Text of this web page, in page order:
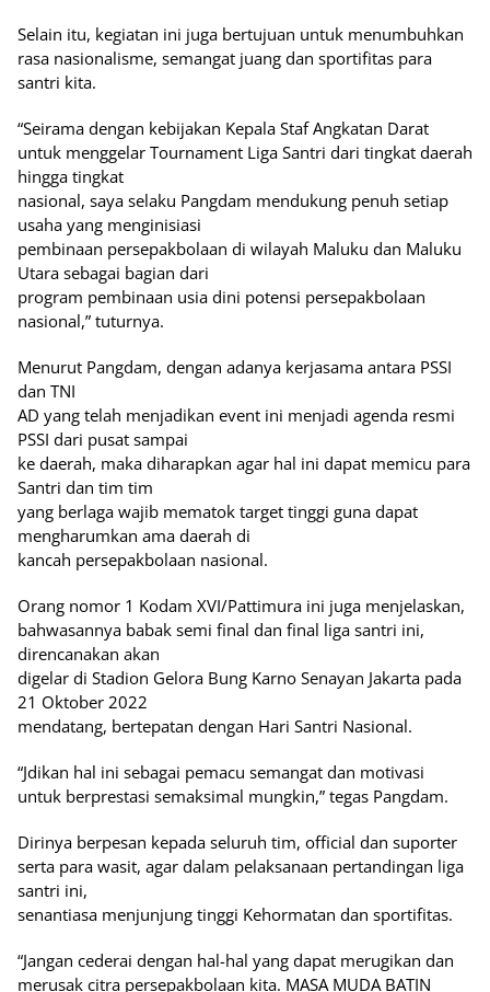
Selain itu, kegiatan ini juga bertujuan untuk menumbuhkan
rasa nasionalisme, semangat juang dan sportifitas para
santri kita.
“Seirama dengan kebijakan Kepala Staf Angkatan Darat
untuk menggelar Tournament Liga Santri dari tingkat daerah
hingga tingkat
nasional, saya selaku Pangdam mendukung penuh setiap
usaha yang menginisiasi
pembinaan persepakbolaan di wilayah Maluku dan Maluku
Utara sebagai bagian dari
program pembinaan usia dini potensi persepakbolaan
nasional,” tuturnya.
Menurut Pangdam, dengan adanya kerjasama antara PSSI
dan TNI
AD yang telah menjadikan event ini menjadi agenda resmi
PSSI dari pusat sampai
ke daerah, maka diharapkan agar hal ini dapat memicu para
Santri dan tim tim
yang berlaga wajib mematok target tinggi guna dapat
mengharumkan ama daerah di
kancah persepakbolaan nasional.
Orang nomor 1 Kodam XVI/Pattimura ini juga menjelaskan,
bahwasannya babak semi final dan final liga santri ini,
direncanakan akan
digelar di Stadion Gelora Bung Karno Senayan Jakarta pada
21 Oktober 2022
mendatang, bertepatan dengan Hari Santri Nasional.
“Jdikan hal ini sebagai pemacu semangat dan motivasi
untuk berprestasi semaksimal mungkin,” tegas Pangdam.
Dirinya berpesan kepada seluruh tim, official dan suporter
serta para wasit, agar dalam pelaksanaan pertandingan liga
santri ini,
senantiasa menjunjung tinggi Kehormatan dan sportifitas.
“Jangan cederai dengan hal-hal yang dapat merugikan dan
merusak citra persepakbolaan kita. MASA MUDA BATIN